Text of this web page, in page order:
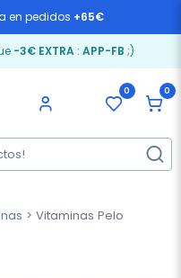
en pedidos +65€
-3€ EXTRA: APP-FB ;)
0 0
Vitaminas Pelo